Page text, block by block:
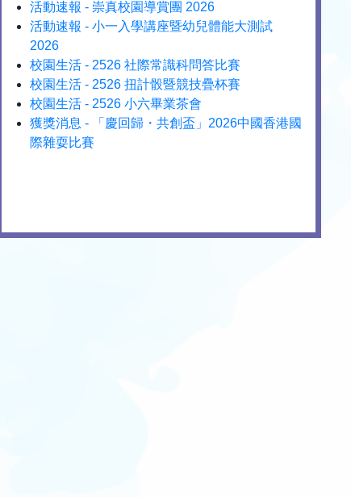
活動速報 - 崇真校園導賞團 2026
活動速報 - 小一入學講座暨幼兒體能大測試
2026
校園生活 - 2526 社際常識科問答比賽
校園生活 - 2526 扭計骰暨競技疊杯賽
校園生活 - 2526 小六畢業茶會
獲獎消息 - 「慶回歸・共創盃」2026中國香港國
際雜耍比賽